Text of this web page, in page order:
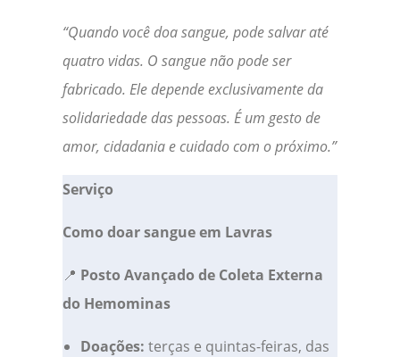
“Quando você doa sangue, pode salvar até
quatro vidas. O sangue não pode ser
fabricado. Ele depende exclusivamente da
solidariedade das pessoas. É um gesto de
amor, cidadania e cuidado com o próximo.”
Serviço
Como doar sangue em Lavras
📍 Posto Avançado de Coleta Externa
do Hemominas
Doações: terças e quintas-feiras, das